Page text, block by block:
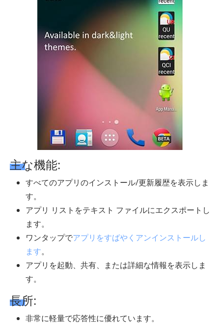
主な機能:
すべてのアプリのインストール/更新履歴を表示しま
す。
アプリ リストをテキスト ファイルにエクスポートし
ます。
ワンタップでアプリをすばやくアンインストールし
ます。
アプリを起動、共有、または詳細な情報を表示しま
す。
長所:
非常に軽量で応答性に優れています。